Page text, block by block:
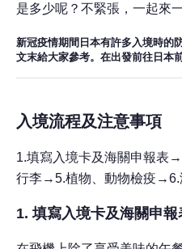
是多少呢？ 不緊張，一起來
新冠疫情期間日本有許多入境時的
文末給大家參考。在出發前往日本
入境流程及注意事項
1.填寫入境卡及海關申報表→
行李→5.植物、動物檢疫→6.
1. 填寫入境卡及海關申報